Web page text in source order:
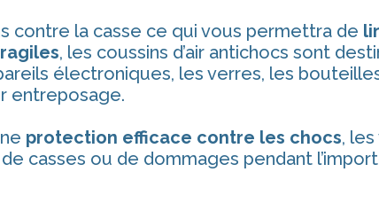
contre la casse ce qui vous permettra de
, les coussins d’air antichocs sont
électroniques, les verres, les
entreposage.
protection efficace contre les chocs,
casses ou de dommages pendant